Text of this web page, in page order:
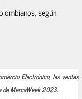
según
Electrónico, las
de MercaWeek 2023.